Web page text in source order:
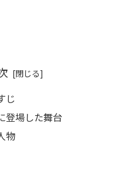
じ
登場した舞台
物